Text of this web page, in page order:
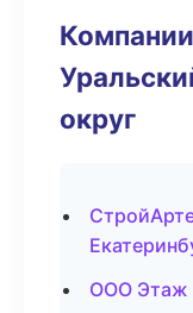
округ
ООО Этаж